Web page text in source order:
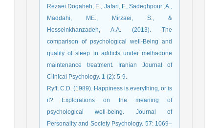
Rezaei Dogaheh, E., Jafari, F., Sadeghpour ,A.,
Maddahi, ME., Mirzaei, S., &
Hosseinkhanzadeh, A.A. (2013). The
comparison of psychological well-Being and
quality of sleep in addicts under methadone
maintenance treatment. Iranian Journal of
Clinical Psychology. 1 (2): 5-9.
Ryff, C.D. (1989). Happiness is everything, or is
it? Explorations on the meaning of
psychological well-being. Journal of
Personality and Society Psychology. 57: 1069–